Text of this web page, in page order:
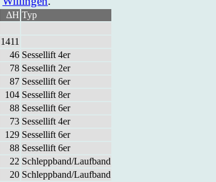
ΔH Typ
1411
46 Ses­sel­lift 4er
78 Ses­sel­lift 2er
87 Ses­sel­lift 6er
104 Ses­sel­lift 8er
88 Ses­sel­lift 6er
73 Ses­sel­lift 4er
129 Ses­sel­lift 6er
88 Ses­sel­lift 6er
22 Schlepp­band/Lauf­band
20 Schlepp­band/Lauf­band